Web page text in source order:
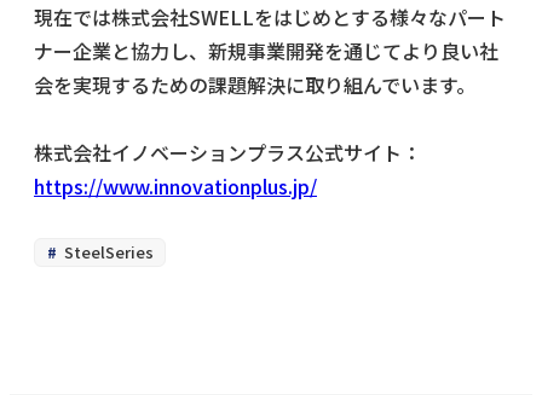
現在では株式会社SWELLをはじめとする様々なパート
ナー企業と協力し、新規事業開発を通じてより良い社
会を実現するための課題解決に取り組んでいます。
株式会社イノベーションプラス公式サイト：
https://www.innovationplus.jp/
SteelSeries